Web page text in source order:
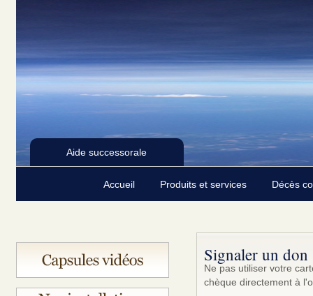
Aide successorale
Accueil Produits et services Décès
Signaler un don
Ne pas utiliser votre
chèque directement à